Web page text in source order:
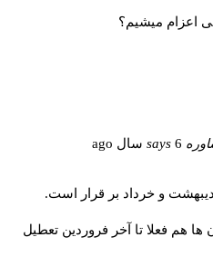
میشیم؟
says 6 سال ago
و خرداد بر قرار است.
فعلا تا آخر فروردین تعطیل